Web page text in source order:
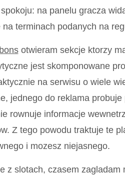
na panelu gracza
terminach podanych na
otwieram sekcje ktorzy
jest skomponowane
na serwisu o wiele
jednego do reklama probuje
rownuje informacje
Z tego powodu traktuje te
i mozesz niejasnego.
z slotach, czasem zagladam